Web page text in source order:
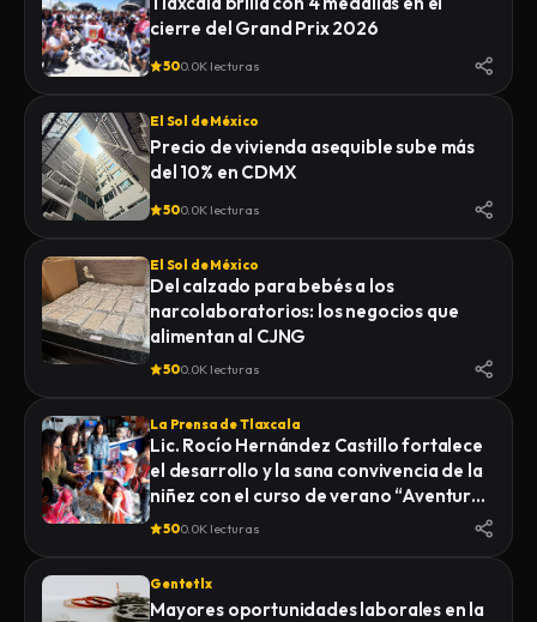
cierre del Grand Prix 2026
500.0K lecturas
El Sol de México
Precio de vivienda asequible sube más
del 10% en CDMX
500.0K lecturas
El Sol de México
Del calzado para bebés a los
narcolaboratorios: los negocios que
alimentan al CJNG
500.0K lecturas
La Prensa de Tlaxcala
Lic. Rocío Hernández Castillo fortalece
el desarrollo y la sana convivencia de la
niñez con el curso de verano “Aventuras
Diferentes”.
500.0K lecturas
Gentetlx
Mayores oportunidades laborales en la